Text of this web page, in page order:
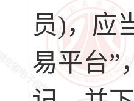
员)，应
易平台”